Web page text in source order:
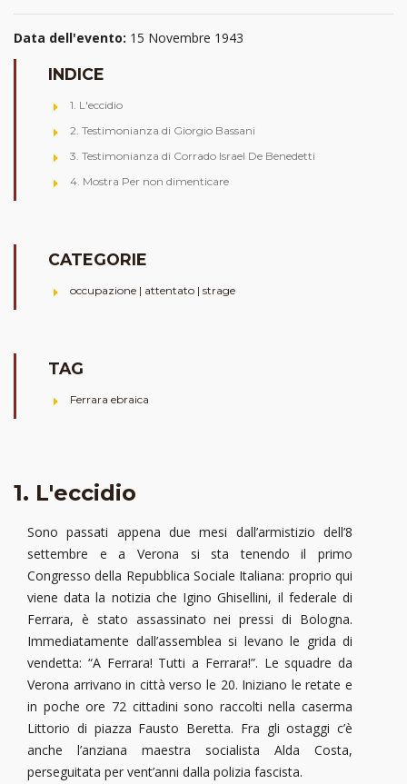
Data dell'evento: 15 Novembre 1943
INDICE
1. L'eccidio
2. Testimonianza di Giorgio Bassani
3. Testimonianza di Corrado Israel De Benedetti
4. Mostra Per non dimenticare
CATEGORIE
occupazione | attentato | strage
TAG
Ferrara ebraica
1. L'eccidio
Sono passati appena due mesi dall’armistizio dell’8
settembre e a Verona si sta tenendo il primo
Congresso della Repubblica Sociale Italiana: proprio qui
viene data la notizia che Igino Ghisellini, il federale di
Ferrara, è stato assassinato nei pressi di Bologna.
Immediatamente dall’assemblea si levano le grida di
vendetta: “A Ferrara! Tutti a Ferrara!”. Le squadre da
Verona arrivano in città verso le 20. Iniziano le retate e
in poche ore 72 cittadini sono raccolti nella caserma
Littorio di piazza Fausto Beretta. Fra gli ostaggi c’è
anche l’anziana maestra socialista Alda Costa,
perseguitata per vent’anni dalla polizia fascista.